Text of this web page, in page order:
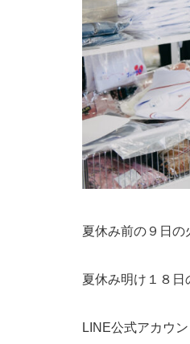
夏休み前の９日の
夏休み明け１８日
LINE公式アカウ